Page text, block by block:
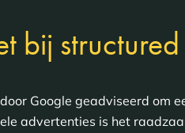
bij
Google geadviseerd om
advertenties is het